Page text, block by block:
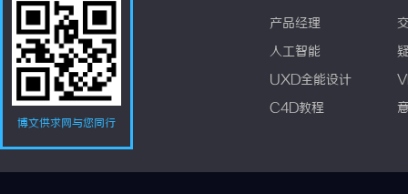
博文供求网与您同行
产品经理
人工智能
UXD全能设计
C4D教程